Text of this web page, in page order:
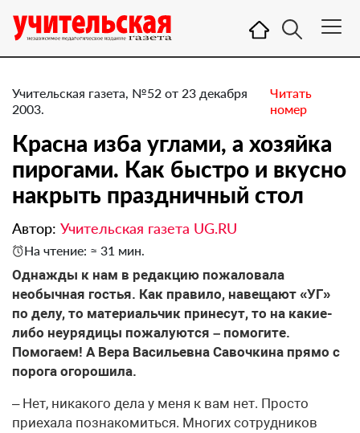
Учительская газета, №52 от 23 декабря
2003.
Читать
номер
Красна изба углами, а хозяйка
пирогами. Как быстро и вкусно
накрыть праздничный стол
Автор: Учительская газета UG.RU
На чтение: ≈ 31 мин.
Однажды к нам в редакцию пожаловала
необычная гостья. Как правило, навещают «УГ»
по делу, то материальчик принесут, то на какие-
либо неурядицы пожалуются – помогите.
Помогаем! А Вера Васильевна Савочкина прямо с
порога огорошила.
– Нет, никакого дела у меня к вам нет. Просто
приехала познакомиться. Многих сотрудников